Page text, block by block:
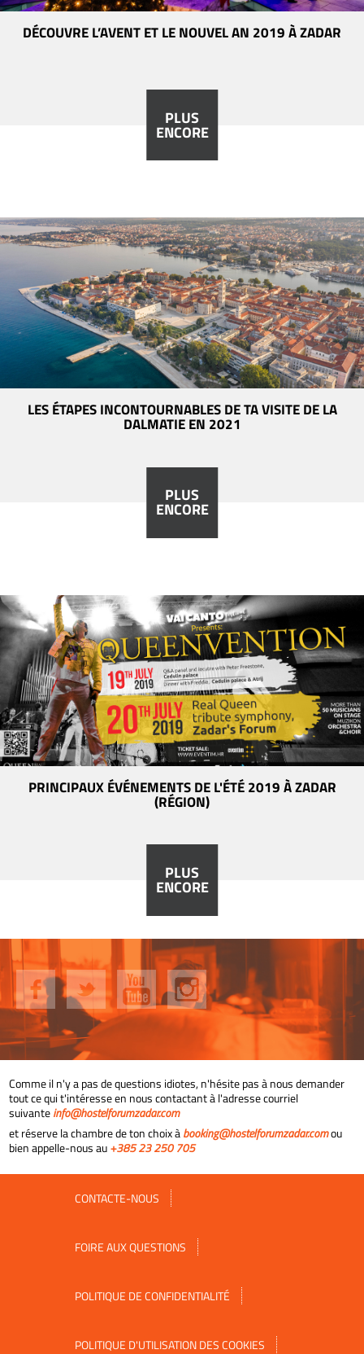
DÉCOUVRE L’AVENT ET LE NOUVEL AN 2019 À ZADAR
PLUS
ENCORE
LES ÉTAPES INCONTOURNABLES DE TA VISITE DE LA
DALMATIE EN 2021
PLUS
ENCORE
PRINCIPAUX ÉVÉNEMENTS DE L'ÉTÉ 2019 À ZADAR
(RÉGION)
PLUS
ENCORE
Comme il n'y a pas de questions idiotes, n'hésite pas à nous demander
tout ce qui t'intéresse en nous contactant à l'adresse courriel
suivanteinfo@hostelforumzadar.com
et réserve la chambre de ton choix àbooking@hostelforumzadar.comou
bien appelle-nous au+385 23 250 705
CONTACTE-NOUS
FOIRE AUX QUESTIONS
POLITIQUE DE CONFIDENTIALITÉ
POLITIQUE D'UTILISATION DES COOKIES